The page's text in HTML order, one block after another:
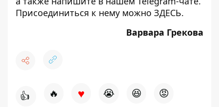
Присоединиться к нему можно ЗДЕСЬ.
Варвара Грекова
👍 🔥 ♥ 😭 😆 😡